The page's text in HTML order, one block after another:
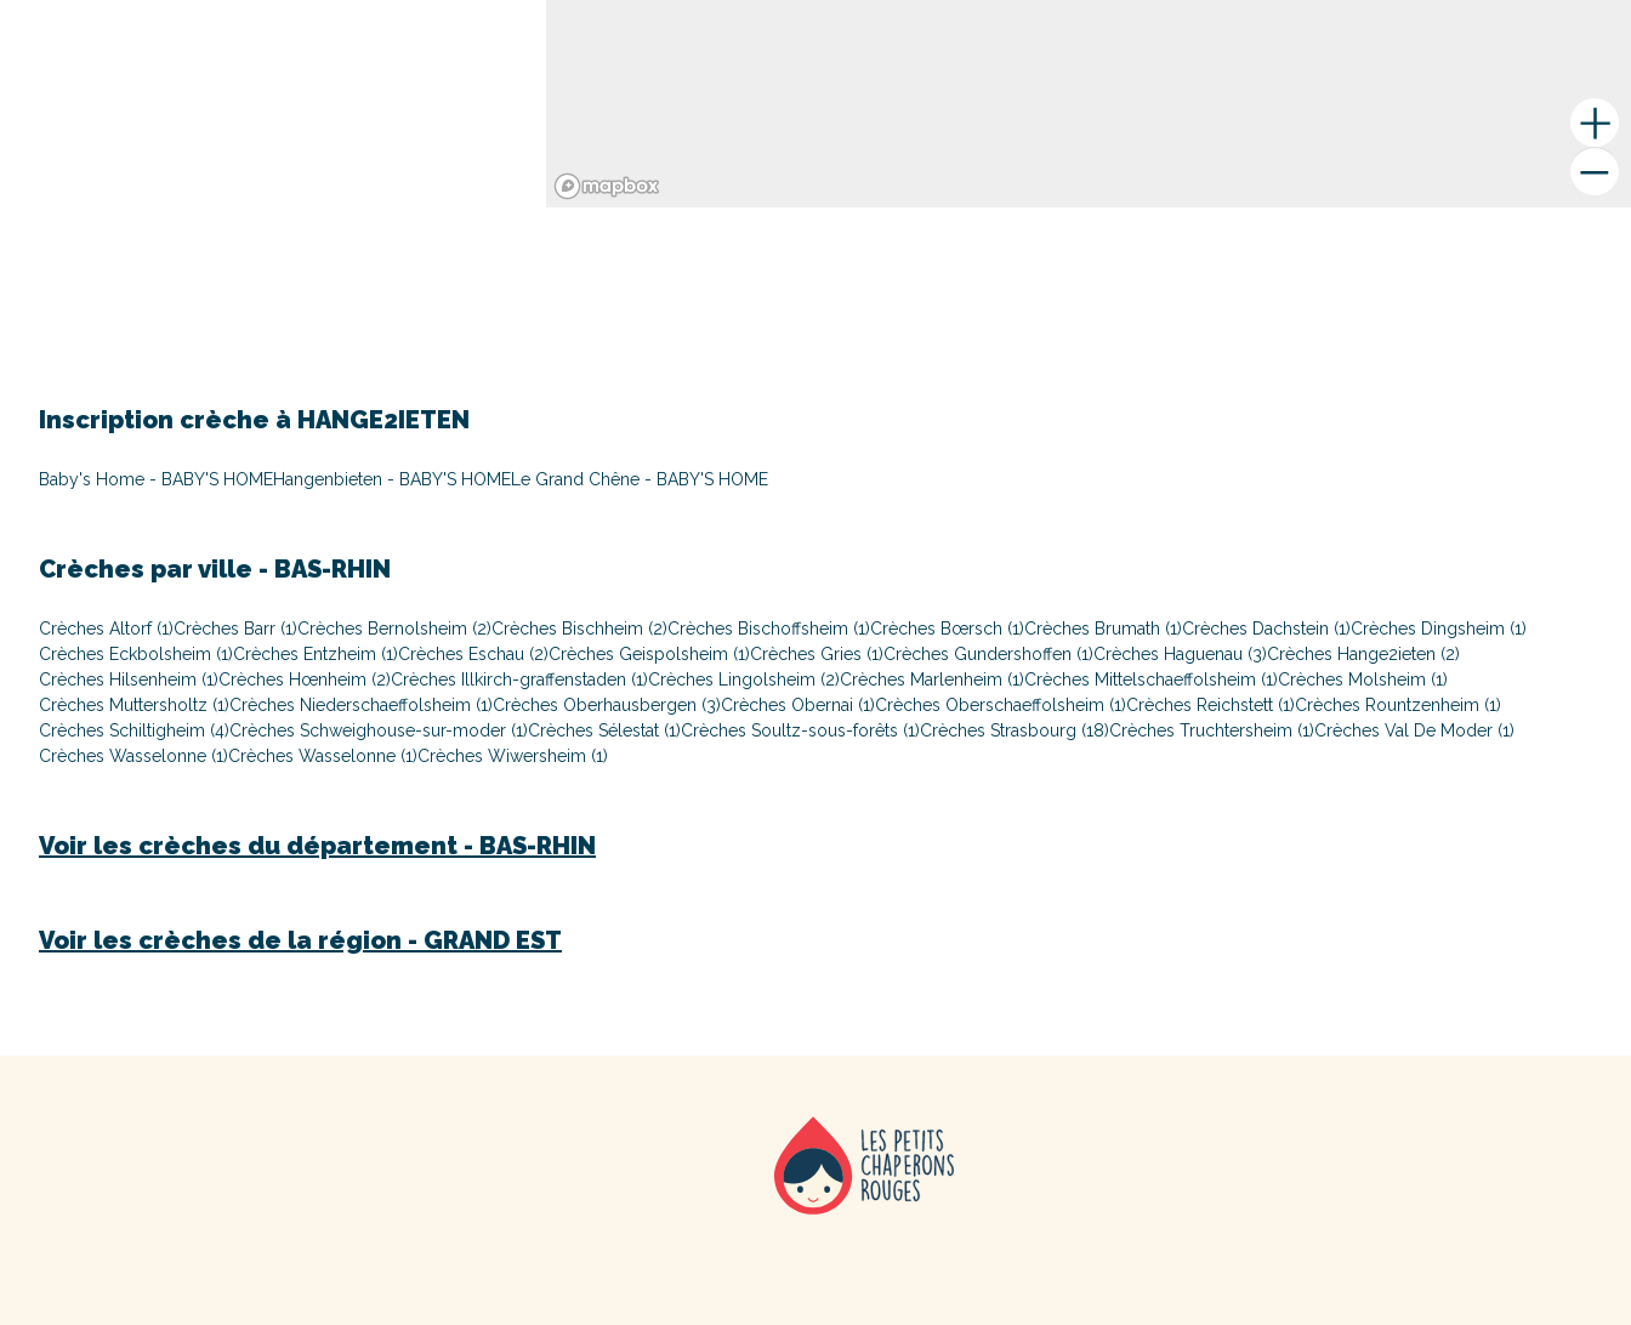
Inscription crèche à HANGE2IETEN
Baby's Home - BABY'S HOMEHangenbieten - BABY'S HOME Le Grand Chêne - BABY'S HOME
Crèches par ville - BAS-RHIN
Crèches Altorf (1)Crèches Barr (1)Crèches Bernolsheim (2)Crèches Bischheim (2)Crèches Bischoffsheim (1)Crèches Bœrsch (1)Crèches Brumath (1)Crèches Dachstein (1)Crèches Dingsheim (1)
Crèches Eckbolsheim (1)Crèches Entzheim (1)Crèches Eschau (2)Crèches Geispolsheim (1)Crèches Gries (1)Crèches Gundershoffen (1)Crèches Haguenau (3)Crèches Hange2ieten (2)
Crèches Hilsenheim (1)Crèches Hœnheim (2)Crèches Illkirch-graffenstaden (1)Crèches Lingolsheim (2)Crèches Marlenheim (1)Crèches Mittelschaeffolsheim (1)Crèches Molsheim (1)
Crèches Muttersholtz (1)Crèches Niederschaeffolsheim (1)Crèches Oberhausbergen (3)Crèches Obernai (1)Crèches Oberschaeffolsheim (1)Crèches Reichstett (1)Crèches Rountzenheim (1)
Crèches Schiltigheim (4)Crèches Schweighouse-sur-moder (1)Crèches Sélestat (1)Crèches Soultz-sous-forêts (1)Crèches Strasbourg (18)Crèches Truchtersheim (1)Crèches Val De Moder (1)
Crèches Wasselonne (1)Crèches Wasselonne (1)Crèches Wiwersheim (1)
Voir les crèches du département - BAS-RHIN
Voir les crèches de la région - GRAND EST